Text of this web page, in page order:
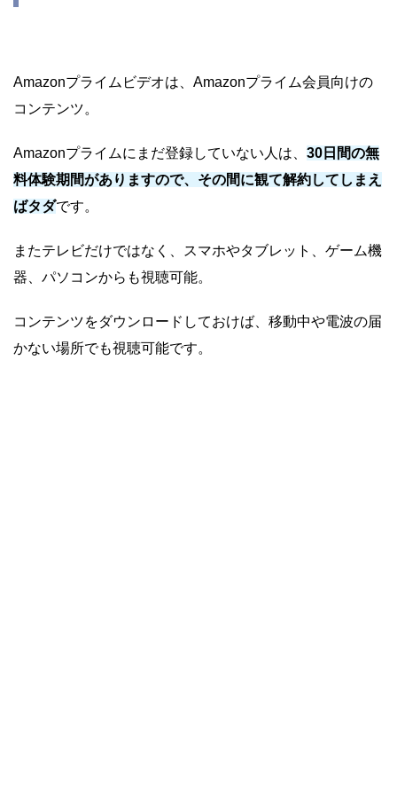
Amazonプライムビデオは、Amazonプライム会員向けの
コンテンツ。
Amazonプライムにまだ登録していない人は、 30日間の無
料体験期間がありますので、その間に観て解約してしまえ
ばタダです。
またテレビだけではなく、スマホやタブレット、ゲーム機
器、パソコンからも視聴可能。
コンテンツをダウンロードしておけば、移動中や電波の届
かない場所でも視聴可能です。